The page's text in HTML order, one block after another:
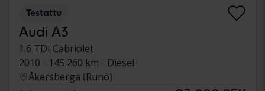
Testattu
Audi A3
1.6 TDI Cabriolet
2010
145 260 km
Diesel
Åkersberga (Runö)